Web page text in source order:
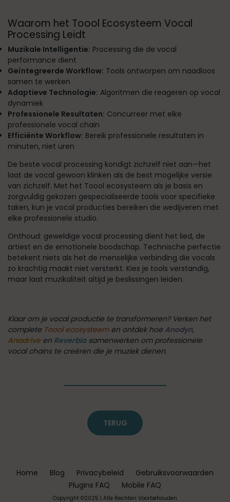
Waarom het Toool Ecosysteem Vocal
Processing Leidt
Muzikale Intelligentie: Processing die de vocal
performance dient
Geïntegreerde Workflow: Tools ontworpen om naadloos
samen te werken
Adaptieve Technologie: Algoritmen die reageren op vocal
dynamiek
Professionele Resultaten: Concurreer met elke
professionele vocal chain
Efficiënte Workflow: Bereik professionele resultaten in
minuten, niet uren
De beste vocal processing kondigt zichzelf niet aan—het
laat de vocal gewoon klinken als de best mogelijke versie
van zichzelf. Met het Toool ecosysteem als je basis en
zorgvuldig gekozen gespecialiseerde tools voor specifieke
taken, kun je vocal producties bereiken die wedijveren met
elke professionele studio.
Onthoud: geweldige vocal processing dient het lied, de
artiest en de emotionele boodschap. Technische perfectie
betekent niets als het de menselijke verbinding die vocals
zo krachtig maakt niet versterkt. Kies je tools verstandig,
maar laat muzikaliteit altijd je beslissingen leiden.
Klaar om je vocal productie te transformeren? Verken het
complete Toool ecosysteemen ontdek hoe Anodyn,
Anadrive en Reverbiasamenwerken om professionele
vocal chains te creëren die je muziek dienen.
TERUG
Home Blog Privacybeleid
Gebruiksvoorwaarden
Plugins FAQ
Mobile FAQ
Copyright ©2025 | Alle Rechten Voorbehouden